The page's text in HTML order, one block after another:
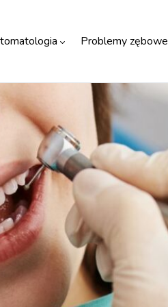
Problemy zębowe